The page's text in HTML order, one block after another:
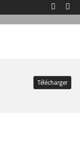
Télécharger